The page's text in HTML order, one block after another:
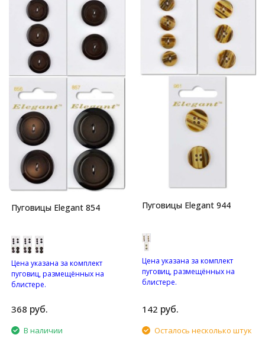
Пуговицы Elegant 854
Цена указана за комплект
пуговиц, размещённых на
блистере.
двумя отверстиями.
368 руб.
В наличии
Пуговицы Elegant 944
Цена указана за комплект
пуговиц, размещённых на
блистере.
отверстиями.
142 руб.
Осталось несколько штук